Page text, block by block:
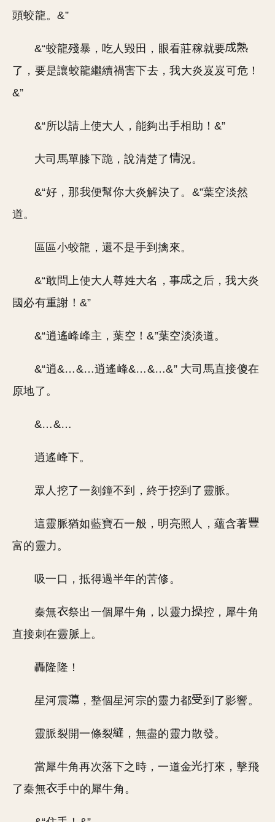
頭蛟龍。&”
&“蛟龍殘暴，吃人毀田，眼看莊稼就要
了，要是讓蛟龍繼續禍害下去，我大炎岌岌可危！
&”
&“所以請上使大人，能夠出手相助！&”
大司馬單膝下跪，說清楚了 況。
&“好，那我便幫你大炎解決了。&”葉空淡然
道。
區區小蛟龍，還不是手到擒來。
&“敢問上使大人尊姓大名，事
之后，我大炎
國必有重謝！&”
&“逍遙峰峰主，葉空！&”葉空淡淡道。
&“逍&…&…逍遙峰&…&…&” 大司馬直接傻在
原地了。
&…&…
逍遙峰下。
眾人挖了一刻鐘不到，終于挖到了靈脈。
這靈脈猶如藍寶石一般，明亮照人，蘊含著
富的靈力。
吸一口，抵得過半年的苦修。
秦無 祭出一個犀牛角，以靈力
控，犀牛角
直接刺在靈脈上。
轟隆隆！
星河震 ，整個星河宗的靈力都 到了影響。
靈脈裂開一條裂 ，無盡的靈力散發。
當犀牛角再次落下之時，一道金
打來，擊飛
了秦無
手中的犀牛角。